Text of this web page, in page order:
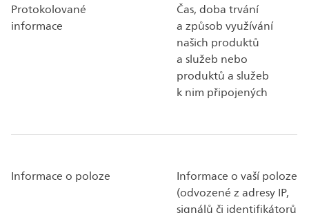
Protokolované
informace
Čas, doba trvání
a způsob využívání
našich produktů
a služeb nebo
produktů a služeb
k nim připojených
Informace o poloze
Informace o vaší poloze
(odvozené z adresy IP,